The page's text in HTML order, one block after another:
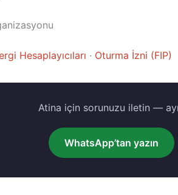
Hesaplayıcıları · Oturma İzni (FIP)
Atina için sorunuzu iletin —
WhatsApp’tan yazın